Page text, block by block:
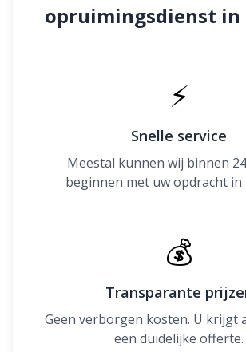
opruimingsdienst in
⚡
Snelle service
Meestal kunnen wij binnen
beginnen met uw opdracht in
💰
Transparante
Geen verborgen kosten. U krijgt
een duidelijke offerte.